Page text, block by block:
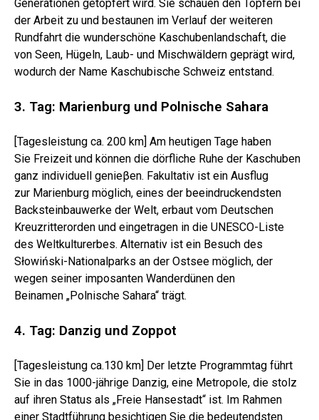
Generationen getöpfert wird. Sie schauen den Töpfern bei
der Arbeit zu und bestaunen im Verlauf der weiteren
Rundfahrt die wunderschöne Kaschubenlandschaft, die
von Seen, Hügeln, Laub- und Mischwäldern geprägt wird,
wodurch der Name Kaschubische Schweiz entstand.
3. Tag: Marienburg und Polnische Sahara
[Tagesleistung ca. 200 km] Am heutigen Tage haben
Sie Freizeit und können die dörfliche Ruhe der Kaschuben
ganz individuell genieβen. Fakultativ ist ein Ausflug
zur Marienburg möglich, eines der beeindruckendsten
Backsteinbauwerke der Welt, erbaut vom Deutschen
Kreuzritterorden und eingetragen in die UNESCO-Liste
des Weltkulturerbes. Alternativ ist ein Besuch des
Słowiński-Nationalparks an der Ostsee möglich, der
wegen seiner imposanten Wanderdünen den
Beinamen „Polnische Sahara“ trägt.
4. Tag: Danzig und Zoppot
[Tagesleistung ca.130 km] Der letzte Programmtag führt
Sie in das 1000-jährige Danzig, eine Metropole, die stolz
auf ihren Status als „Freie Hansestadt“ ist. Im Rahmen
einer Stadtführung besichtigen Sie die bedeutendsten